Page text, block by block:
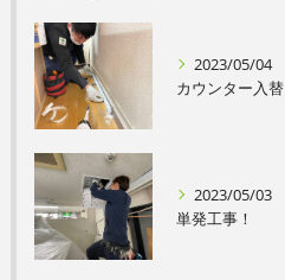
2023/05/04
カウンター入替
2023/05/03
単発工事！